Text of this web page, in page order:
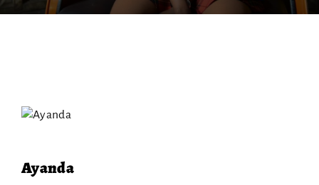
Ayanda
¿No recuerdas tu cotraseña?